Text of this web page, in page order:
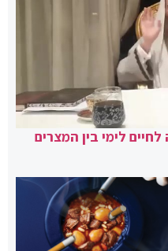
לימי בין המצרים